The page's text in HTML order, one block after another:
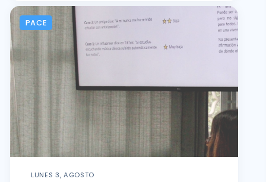
PACE
LUNES 3, AGOSTO